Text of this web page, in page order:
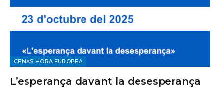
CENAS HORA EUROPEA
L’esperança davant la desesperança